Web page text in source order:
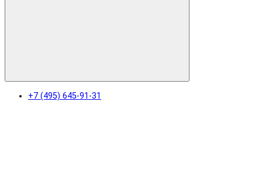
+7 (495) 645-91-31